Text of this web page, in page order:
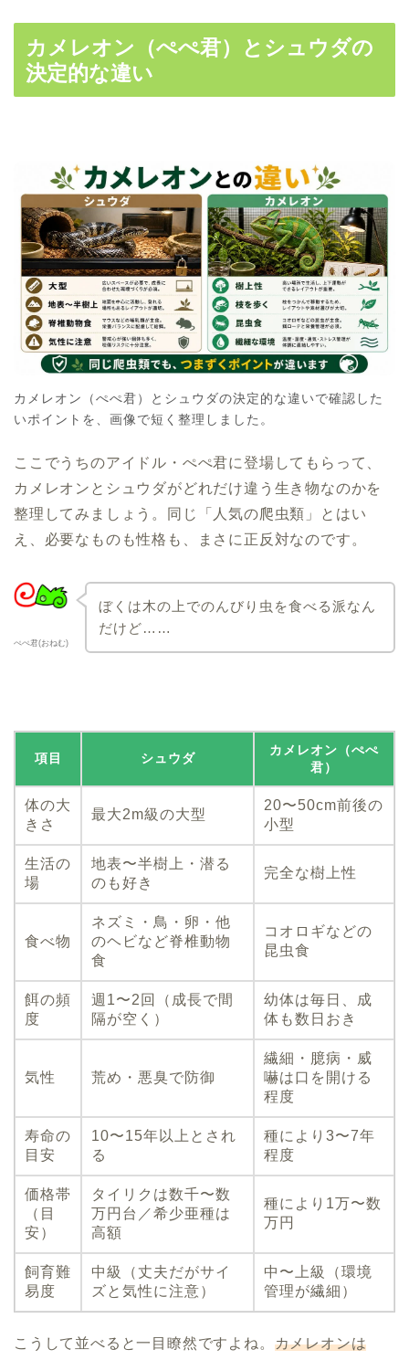
カメレオン（ぺぺ君）とシュウダの
決定的な違い
カメレオン（ぺぺ君）とシュウダの決定的な違いで確認した
いポイントを、画像で短く整理しました。
ここでうちのアイドル・ぺぺ君に登場してもらって、
カメレオンとシュウダがどれだけ違う生き物なのかを
整理してみましょう。同じ「人気の爬虫類」とはい
え、必要なものも性格も、まさに正反対なのです。
ぺぺ君(おねむ)
ぼくは木の上でのんびり虫を食べる派なん
だけど……
項目 シュウダ
カメレオン（ぺぺ
君）
体の大
きさ
最大2m級の大型
20〜50cm前後の
小型
生活の
場
地表〜半樹上・潜る
のも好き
完全な樹上性
食べ物
ネズミ・鳥・卵・他
のヘビなど脊椎動物
食
コオロギなどの
昆虫食
餌の頻
度
週1〜2回（成長で間
隔が空く）
幼体は毎日、成
体も数日おき
気性 荒め・悪臭で防御
繊細・臆病・威
嚇は口を開ける
程度
寿命の
目安
10〜15年以上とされ
る
種により3〜7年
程度
価格帯
（目
安）
タイリクは数千〜数
万円台／希少亜種は
高額
種により1万〜数
万円
飼育難
易度
中級（丈夫だがサイ
ズと気性に注意）
中〜上級（環境
管理が繊細）
こうして並べると一目瞭然ですよね。 カメレオンは